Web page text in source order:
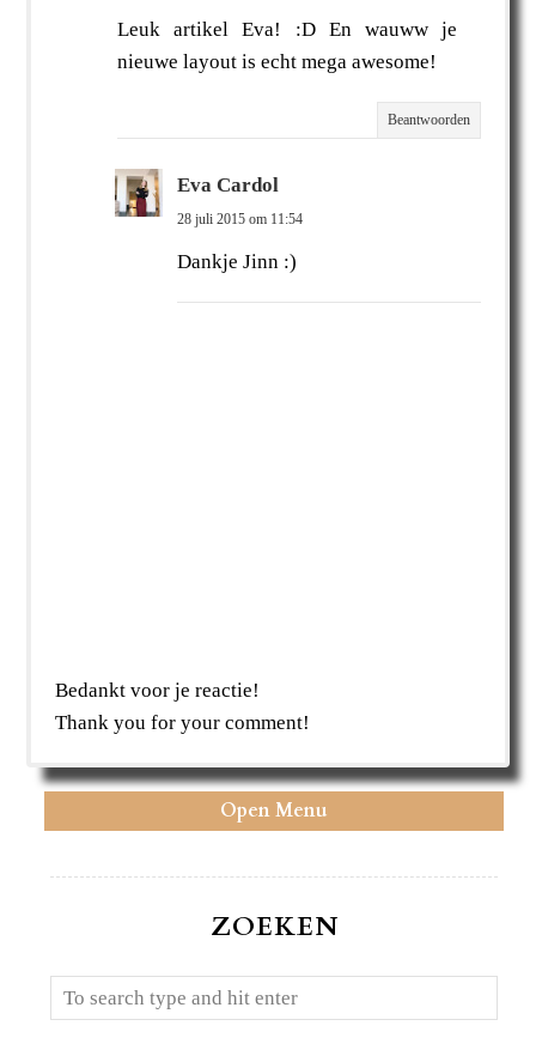
Leuk artikel Eva! :D En wauww je
nieuwe layout is echt mega awesome!
Beantwoorden
Eva Cardol
28 juli 2015 om 11:54
Dankje Jinn :)
Bedankt voor je reactie!
Thank you for your comment!
Open Menu
ZOEKEN